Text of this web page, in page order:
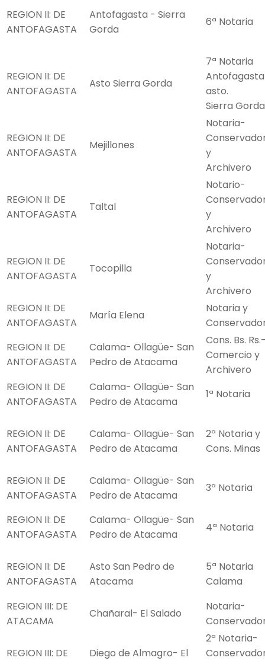
REGION II: DE
ANTOFAGASTA
Antofagasta - Sierra
Gorda
6ª Notaria
REGION II: DE
ANTOFAGASTA
Asto Sierra Gorda
7ª Notaria
Antofagasta
asto.
Sierra Gorda
REGION II: DE
ANTOFAGASTA
Mejillones
Notaria-
y
Archivero
REGION II: DE
ANTOFAGASTA
Taltal
Notario-
y
Archivero
REGION II: DE
ANTOFAGASTA
Tocopilla
Notaria-
y
Archivero
REGION II: DE
ANTOFAGASTA
María Elena
Notaria y
REGION II: DE
ANTOFAGASTA
Calama- Ollagüe- San
Pedro de Atacama
Cons. Bs.
Comercio y
Archivero
REGION II: DE
ANTOFAGASTA
Calama- Ollagüe- San
Pedro de Atacama
1ª Notaria
REGION II: DE
ANTOFAGASTA
Calama- Ollagüe- San
Pedro de Atacama
2ª Notaria y
Cons. Minas
REGION II: DE
ANTOFAGASTA
Calama- Ollagüe- San
Pedro de Atacama
3ª Notaria
REGION II: DE
ANTOFAGASTA
Calama- Ollagüe- San
Pedro de Atacama
4ª Notaria
REGION II: DE
ANTOFAGASTA
Asto San Pedro de
Atacama
5ª Notaria
Calama
REGION III: DE
ATACAMA
Chañaral- El Salado
Notaria-
REGION III: DE
Diego de Almagro- El
2ª Notaria-